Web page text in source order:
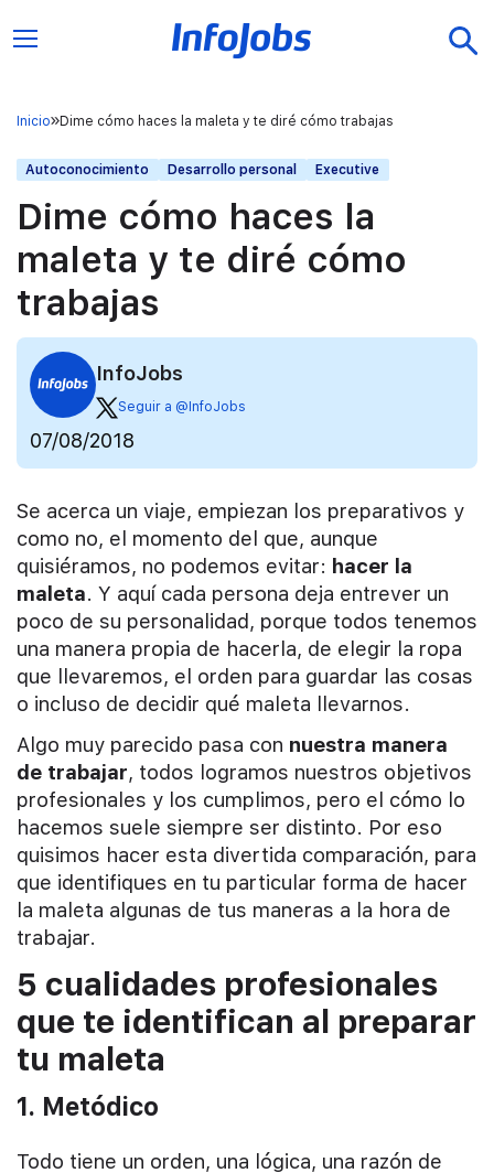
Inicio Dime cómo haces la maleta y te diré cómo trabajas
Autoconocimiento Desarrollo personal Executive
Dime cómo haces la
maleta y te diré cómo
trabajas
InfoJobs
Seguir a @InfoJobs
07/08/2018
Se acerca un viaje, empiezan los preparativos y
como no, el momento del que, aunque
quisiéramos, no podemos evitar: hacer la
maleta. Y aquí cada persona deja entrever un
poco de su personalidad, porque todos tenemos
una manera propia de hacerla, de elegir la ropa
que llevaremos, el orden para guardar las cosas
o incluso de decidir qué maleta llevarnos.
Algo muy parecido pasa con nuestra manera
de trabajar, todos logramos nuestros objetivos
profesionales y los cumplimos, pero el cómo lo
hacemos suele siempre ser distinto. Por eso
quisimos hacer esta divertida comparación, para
que identifiques en tu particular forma de hacer
la maleta algunas de tus maneras a la hora de
trabajar.
5 cualidades profesionales
que te identifican al preparar
tu maleta
1. Metódico
Todo tiene un orden, una lógica, una razón de